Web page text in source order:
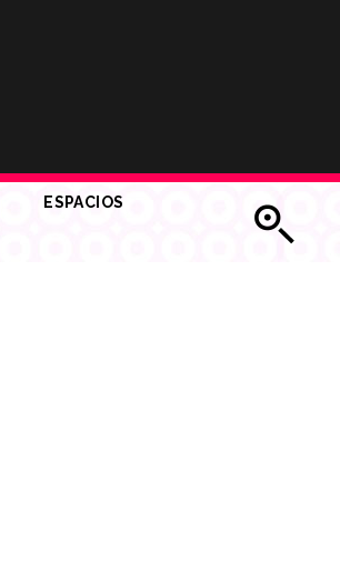
ESPACIOS